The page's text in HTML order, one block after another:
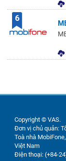
6
Copyright © VAS.
Đơn vị chủ quản:
Toà nhà
Việt Nam
Điện thoại: (+84-